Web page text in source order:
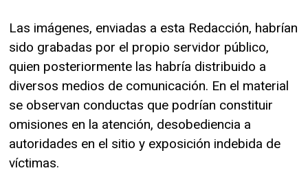
Las imágenes, enviadas a esta Redacción, habrían
sido grabadas por el propio servidor público,
quien posteriormente las habría distribuido a
diversos medios de comunicación. En el material
se observan conductas que podrían constituir
omisiones en la atención, desobediencia a
autoridades en el sitio y exposición indebida de
víctimas.